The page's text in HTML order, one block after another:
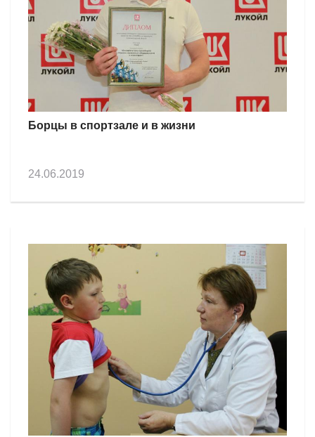
Борцы в спортзале и в жизни
24.06.2019